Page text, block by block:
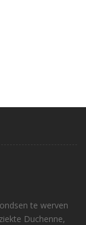
te werven
Duchenne,